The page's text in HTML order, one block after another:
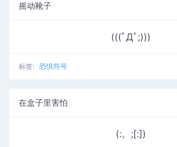
摇动靴子
(((ﾟДﾟ;)))
标签: 恐惧符号
在盒子里害怕
(:。;[:])